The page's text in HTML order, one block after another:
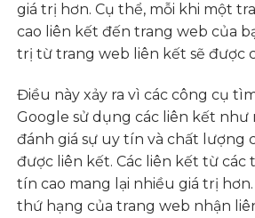
giá trị hơn. Cụ thể, mỗi khi một
cao liên kết đến trang web của
trị từ trang web liên kết sẽ được
Điều này xảy ra vì các công cụ
Google sử dụng các liên kết
đánh giá sự uy tín và chất lượng
được liên kết. Các liên kết từ các
tín cao mang lại nhiều giá trị
thứ hạng của trang web nhận